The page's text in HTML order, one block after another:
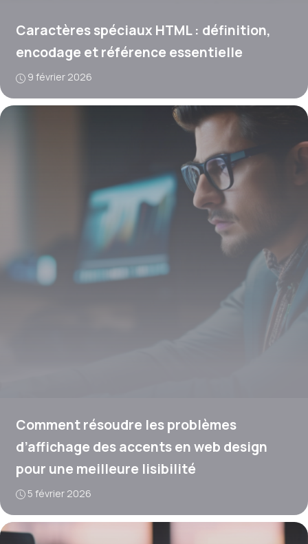
Caractères spéciaux HTML : définition,
encodage et référence essentielle
9 février 2026
Comment résoudre les problèmes
d’affichage des accents en web design
pour une meilleure lisibilité
5 février 2026